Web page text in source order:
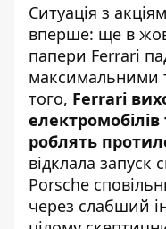
Ситуація з
вперше: ще в
папери Ferrari
максимальними
того, Ferrari
роблять
відклала запуск
Porsche
через слабший